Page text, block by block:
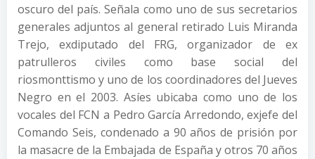
oscuro del país. Señala como uno de sus secretarios
generales adjuntos al general retirado Luis Miranda
Trejo, exdiputado del FRG, organizador de ex
patrulleros civiles como base social del
riosmonttismo y uno de los coordinadores del Jueves
Negro en el 2003. Asíes ubicaba como uno de los
vocales del FCN a Pedro García Arredondo, exjefe del
Comando Seis, condenado a 90 años de prisión por
la masacre de la Embajada de España y otros 70 años